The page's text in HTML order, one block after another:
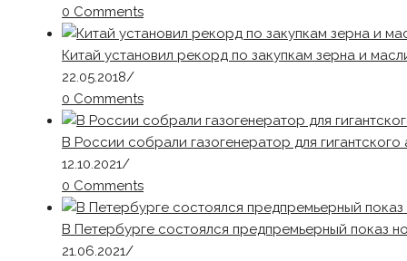
0 Comments
Китай установил рекорд по закупкам зерна и
22.05.2018/
0 Comments
В России собрали газогенератор для гигантского
12.10.2021/
0 Comments
В Петербурге состоялся предпремьерный показ
21.06.2021/